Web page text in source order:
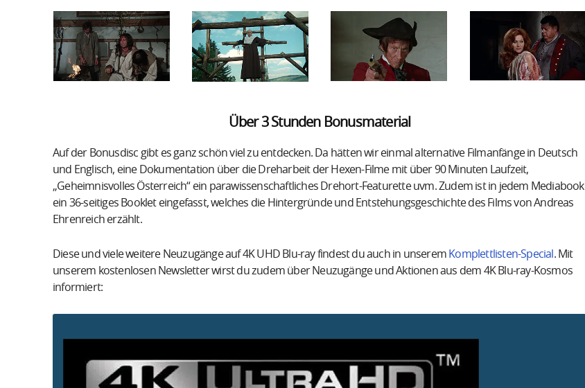
Über 3 Stunden Bonusmaterial
Auf der Bonusdisc gibt es ganz schön viel zu entdecken. Da hätten wir einmal alternative Filmanfänge in Deutsch
und Englisch, eine Dokumentation über die Dreharbeit der Hexen-Filme mit über 90 Minuten Laufzeit,
„Geheimnisvolles Österreich“ ein parawissenschaftliches Drehort-Featurette uvm. Zudem ist in jedem Mediabook
ein 36-seitiges Booklet eingefasst, welches die Hintergründe und Entstehungsgeschichte des Films von Andreas
Ehrenreich erzählt.
Diese und viele weitere Neuzugänge auf 4K UHD Blu-ray findest du auch in unserem Komplettlisten-Special . Mit
unserem kostenlosen Newsletter wirst du zudem über Neuzugänge und Aktionen aus dem 4K Blu-ray-Kosmos
informiert: